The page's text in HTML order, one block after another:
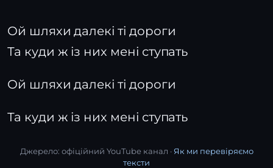
Ой шляхи далекі ті дороги
Та куди ж із них мені ступать
Ой шляхи далекі ті дороги
Та куди ж із них мені ступать
Джерело: офіційний YouTube канал · Як ми перевіряємо
тексти